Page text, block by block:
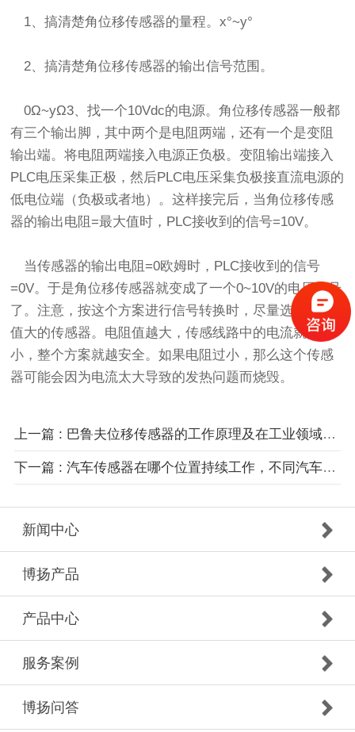
1、搞清楚角位移传感器的量程。x°~y°
2、搞清楚角位移传感器的输出信号范围。
0Ω~yΩ3、找一个10Vdc的电源。角位移传感器一般都
有三个输出脚，其中两个是电阻两端，还有一个是变阻
输出端。将电阻两端接入电源正负极。变阻输出端接入
PLC电压采集正极，然后PLC电压采集负极接直流电源的
低电位端（负极或者地）。这样接完后，当角位移传感
器的输出电阻=最大值时，PLC接收到的信号=10V。
当传感器的输出电阻=0欧姆时，PLC接收到的信号
=0V。于是角位移传感器就变成了一个0~10V的电压信号
了。注意，按这个方案进行信号转换时，尽量选择电阻
值大的传感器。电阻值越大，传感线路中的电流就越
小，整个方案就越安全。如果电阻过小，那么这个传感
器可能会因为电流太大导致的发热问题而烧毁。
上一篇 : 巴鲁夫位移传感器的工作原理及在工业领域的应用特点
下一篇 : 汽车传感器在哪个位置持续工作，不同汽车传感器的功能作用
新闻中心
博扬产品
产品中心
服务案例
博扬问答